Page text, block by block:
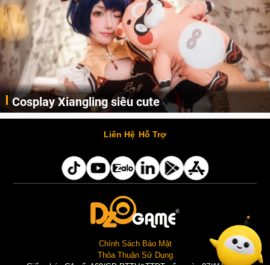
Lala Croft vừa nóng vừa xinh dưới nét vẽ của
AI
Cùng đến với những hình ảnh Lala Croft của Tomb Raider dưới nét vẽ của AI. Một cô nàng xinh đẹp, nóng bỏng nhưng cũng rắn rỏi và mạnh mẽ.
Liên Hệ Hỗ Trợ
Chính Sách Bảo Mật
Thỏa Thuận Sử Dụng